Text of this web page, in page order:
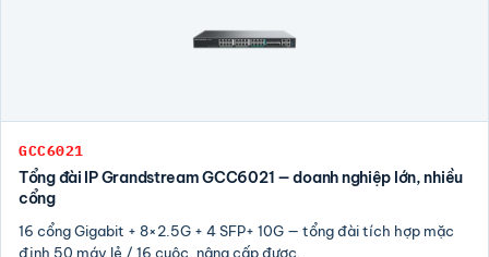
GCC6021
Tổng đài IP Grandstream GCC6021 — doanh nghiệp lớn, nhiều
cổng
16 cổng Gigabit + 8×2.5G + 4 SFP+ 10G — tổng đài tích hợp mặc
định 50 máy lẻ / 16 cuộc, nâng cấp được.